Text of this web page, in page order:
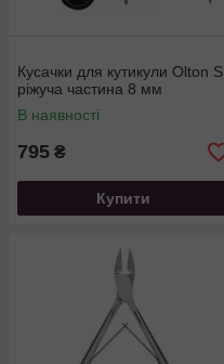
Кусачки для кутикули Olton S
ріжуча частина 8 мм
В наявності
795 ₴
Купити